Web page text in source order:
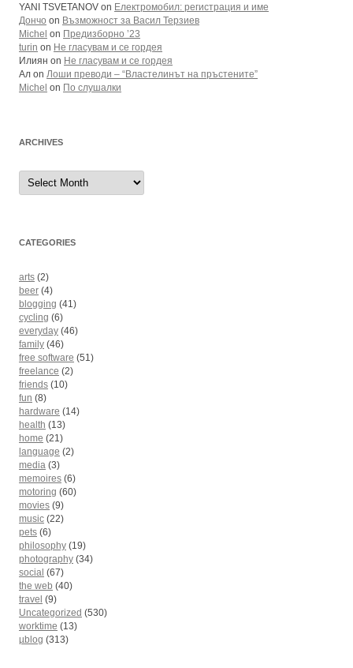
YANI TSVETANOV on Електромобил: регистрация и име
Дончо on Възможност за Васил Терзиев
Michel on Предизборно ’23
turin on Не гласувам и се гордея
Илиян on Не гласувам и се гордея
Ал on Лоши преводи – “Властелинът на пръстените”
Michel on По слушалки
ARCHIVES
Archives
CATEGORIES
arts (2)
beer (4)
blogging (41)
cycling (6)
everyday (46)
family (46)
free software (51)
freelance (2)
friends (10)
fun (8)
hardware (14)
health (13)
home (21)
language (2)
media (3)
memoires (6)
motoring (60)
movies (9)
music (22)
pets (6)
philosophy (19)
photography (34)
social (67)
the web (40)
travel (9)
Uncategorized (530)
worktime (13)
µblog (313)